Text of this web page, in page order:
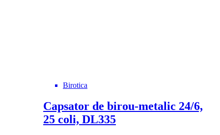
Birotica
Capsator de birou-metalic 24/6,
25 coli, DL335